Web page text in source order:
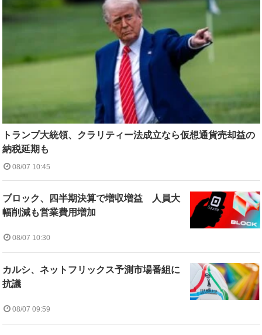
トランプ大統領、クラリティー法成立なら仮想通貨売却益の
納税延期も
08/07 10:45
ブロック、四半期決算で増収増益 人員大
幅削減も営業費用増加
08/07 10:30
カルシ、ネットフリックス予測市場番組に
抗議
08/07 09:59